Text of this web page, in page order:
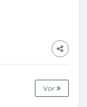
Vor